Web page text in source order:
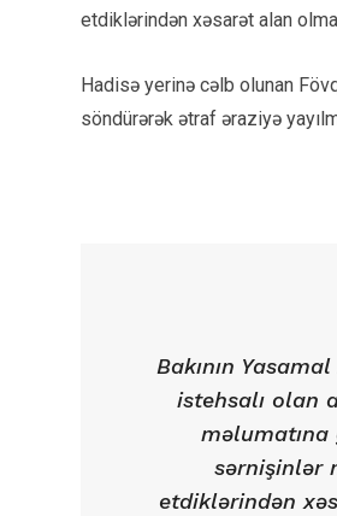
etdiklərindən xəsarət alan
Hadisə yerinə cəlb olunan
söndürərək ətraf əraziyə
Bakının
istehsalı olan
sərnişinlər
etdiklərindən